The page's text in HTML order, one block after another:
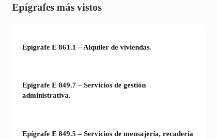
Sidebar
Epígrafes más vistos
Epígrafe E 861.1 – Alquiler de viviendas.
Epígrafe E 849.7 – Servicios de gestión
administrativa.
Epígrafe E 849.5 – Servicios de mensajería, recadería